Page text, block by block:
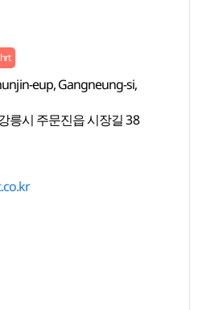
eup, Gangneung-si,
릉시 주문진읍 시장길 38